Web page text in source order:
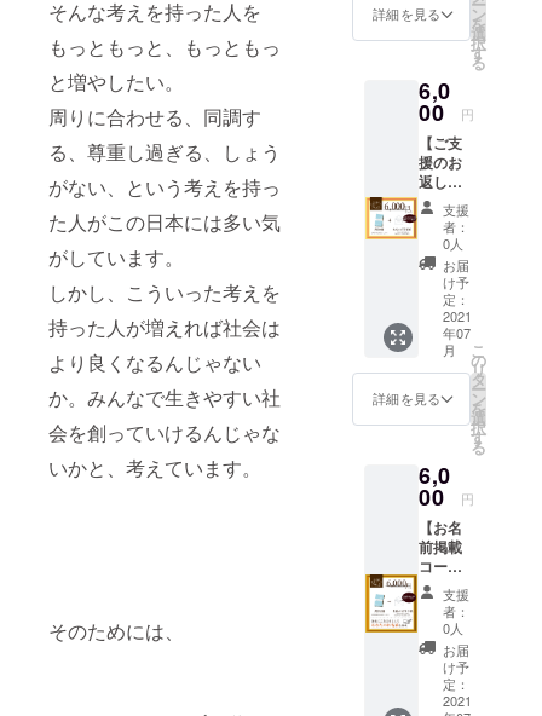
そんな考えを持った人を
もっともっと、もっともっ
と増やしたい。
周りに合わせる、同調す
る、尊重し過ぎる、しょう
がない、という考えを持っ
た人がこの日本には多い気
がしています。
しかし、こういった考えを
持った人が増えれば社会は
より良くなるんじゃない
か。みんなで生きやすい社
会を創っていけるんじゃな
いかと、考えています。
そのためには、
しま
す。
ます(字
んので
ご了承
くださ
い！) ま
た、書
いてい
る様子
をライ
ブ配信
でもお
見せい
たしま
す。絶
対全員
分の手
筆しま
す！
より事
前にお
知らせ
しま
す）
チャレ
ンジが
終了次
第、完
成書籍
と感謝
の手紙
を添え
送りし
※巻末に
者とし
てあな
たのお
名前
（備考
欄に表
記した
いお名
前をご
入力く
ださ
い）を
掲載さ
せてい
ただき
ます。
※手紙は
作るこ
とがで
きます
が、お
一人お
一人
ちゃん
とお礼
をした
いので
直接お
名前入
り（応
パター
ン作成)
イベン
くの
方々に
知って
頂きた
い。そ
の方法
として
動画を
使うの
はわか
るけど
どんな
動画が
いいか
わから
ない。
編集大
る？ 大
丈夫で
す！ご
用意頂
くの
は、伝
えたい
「文
章」の
み！夏
に向け
て、短
尺動画
詳細を見る ン
を
選
択
す
る
6,0
00 円
【ご支
援のお
返し
コー
ス】 ▶︎
書籍3冊
▶︎お礼
の手紙
全員分
を直筆
でお渡
ししま
す。※全
員分の
手紙を
ライブ
直筆し
ます。
※応援頂
いた方
には完
成書籍
と、感
謝の手
紙を直
筆でお
送りし
ます。
※手紙は
支援
者：
0人
お届
け予
定：
2021
年07
月
詳細を見る
こ
の
リ
タ
ー
ン
を
選
択
す
る
6,0
00 円
【お名
前掲載
コー
ス】 ▶︎
書籍2冊
▶︎巻末
にあな
たのお
名前記
載（任
支援
者：
0人
お届
け予
定：
2021